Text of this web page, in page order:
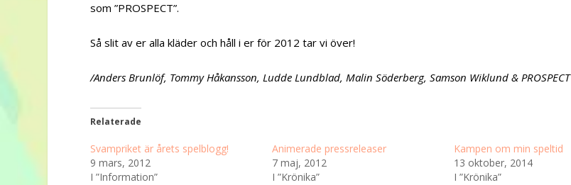
som ”PROSPECT”.
Så slit av er alla kläder och håll i er för 2012 tar vi över!
/Anders Brunlöf, Tommy Håkansson, Ludde Lundblad, Malin Söderberg, Samson Wiklund & PROSPECT
Relaterade
Svampriket är årets spelblogg!
9 mars, 2012
I ”Information”
Animerade pressreleaser
7 maj, 2012
I ”Krönika”
Kampen om min speltid
13 oktober, 2014
I ”Krönika”